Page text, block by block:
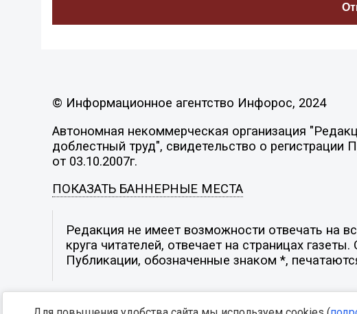
© Информационное агентство Инфорос, 2024
Автономная некоммерческая организация
доблестный труд", свидетельство о
от 03.10.2007г.
ПОКАЗАТЬ БАННЕРНЫЕ МЕСТА
Редакция не имеет возможности отвечать на
круга читателей, отвечает на страницах
Публикации, обозначенные знаком *,